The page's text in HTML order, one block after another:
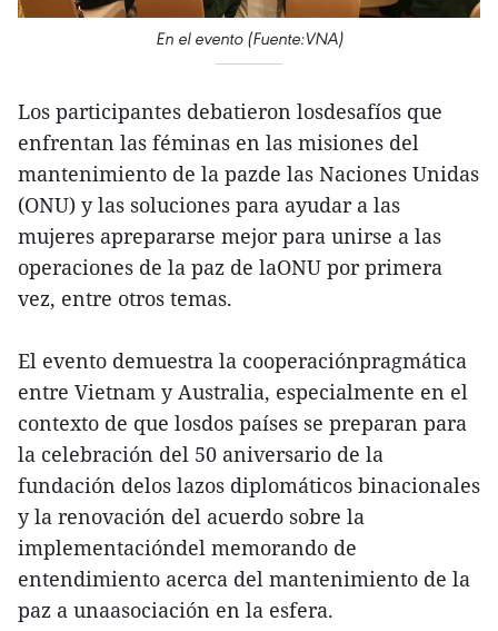
En el evento (Fuente:VNA)
Los participantes debatieron losdesafíos que
enfrentan las féminas en las misiones del
mantenimiento de la pazde las Naciones Unidas
(ONU) y las soluciones para ayudar a las
mujeres aprepararse mejor para unirse a las
operaciones de la paz de laONU por primera
vez, entre otros temas.
El evento demuestra la cooperaciónpragmática
entre Vietnam y Australia, especialmente en el
contexto de que losdos países se preparan para
la celebración del 50 aniversario de la
fundación delos lazos diplomáticos binacionales
y la renovación del acuerdo sobre la
implementacióndel memorando de
entendimiento acerca del mantenimiento de la
paz a unaasociación en la esfera.